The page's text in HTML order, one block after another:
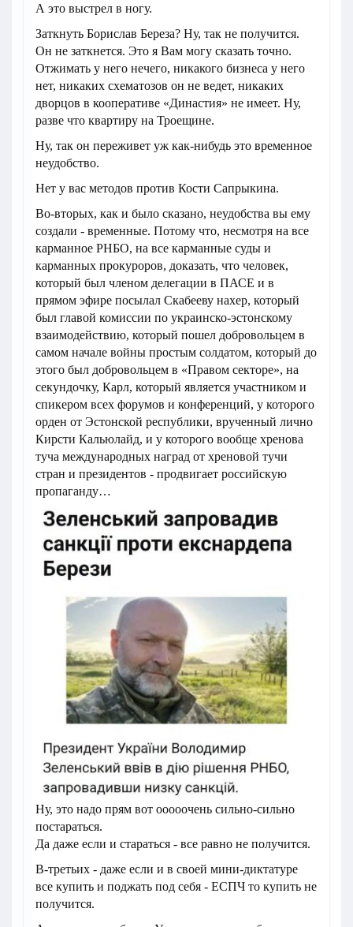
А это выстрел в ногу.
Заткнуть Борислав Береза? Ну, так не получится.
Он не заткнется. Это я Вам могу сказать точно.
Отжимать у него нечего, никакого бизнеса у него
нет, никаких схематозов он не ведет, никаких
дворцов в кооперативе «Династия» не имеет. Ну,
разве что квартиру на Троещине.
Ну, так он переживет уж как-нибудь это временное
неудобство.
Нет у вас методов против Кости Сапрыкина.
Во-вторых, как и было сказано, неудобства вы ему
создали - временные. Потому что, несмотря на все
карманное РНБО, на все карманные суды и
карманных прокуроров, доказать, что человек,
который был членом делегации в ПАСЕ и в
прямом эфире посылал Скабееву нахер, который
был главой комиссии по украинско-эстонскому
взаимодействию, который пошел добровольцем в
самом начале войны простым солдатом, который до
этого был добровольцем в «Правом секторе», на
секундочку, Карл, который является участником и
спикером всех форумов и конференций, у которого
орден от Эстонской республики, врученный лично
Кирсти Кальюлайд, и у которого вообще хренова
туча международных наград от хреновой тучи
стран и президентов - продвигает российскую
пропаганду…
Ну, это надо прям вот ооооочень сильно-сильно
постараться.
Да даже если и стараться - все равно не получится.
В-третьих - даже если и в своей мини-диктатуре
все купить и поджать под себя - ЕСПЧ то купить не
получится.